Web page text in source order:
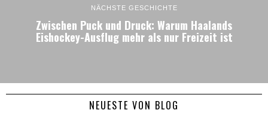
NÄCHSTE GESCHICHTE
Zwischen Puck und Druck: Warum Haalands
Eishockey-Ausflug mehr als nur Freizeit ist
NEUESTE VON BLOG